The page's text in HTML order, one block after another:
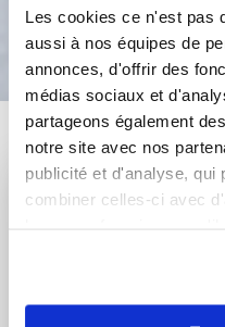
Les cookies ce n'est pas
aussi à nos équipes de
annonces, d'offrir des
médias sociaux et
partageons également
notre site avec nos
publicité et d'analyse, qui
combiner celles-ci avec
Bon
Vous aimerez